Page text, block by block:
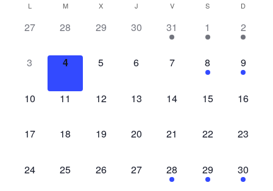
de
de
Calendario
Eventos
L M X J V S D
0
27
0
28
0
29
0
30
1
evento,
31
1
evento,
1
1
evento,
2
0
3
0
4
0
5
0
6
0
7
1
evento,
8
1
evento,
9
0
10
0
11
0
12
0
13
0
14
0
15
0
16
0
17
0
18
0
19
0
20
0
21
0
22
0
23
0
24
0
25
0
26
0
27
1
evento,
28
1
evento,
29
1
evento,
30